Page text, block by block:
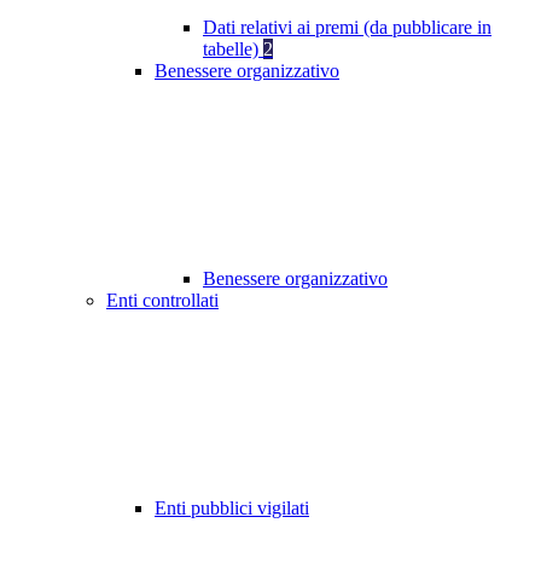
Dati relativi ai premi (da pubblicare in
tabelle) 2
Benessere organizzativo
Benessere organizzativo
Enti controllati
Enti pubblici vigilati